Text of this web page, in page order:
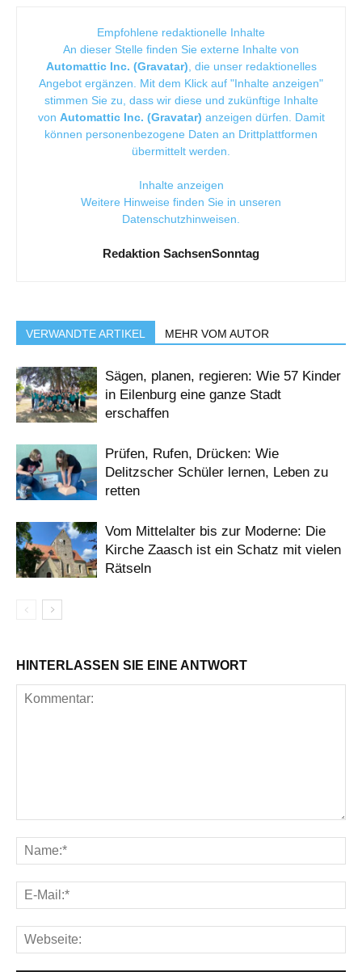
Empfohlene redaktionelle Inhalte
An dieser Stelle finden Sie externe Inhalte von
Automattic Inc. (Gravatar) , die unser redaktionelles
Angebot ergänzen. Mit dem Klick auf "Inhalte anzeigen"
stimmen Sie zu, dass wir diese und zukünftige Inhalte
von Automattic Inc. (Gravatar) anzeigen dürfen. Damit
können personenbezogene Daten an Drittplattformen
übermittelt werden.
Inhalte anzeigen
Weitere Hinweise finden Sie in unseren
Datenschutzhinweisen
Redaktion SachsenSonntag
VERWANDTE ARTIKEL MEHR VOM AUTOR
Sägen, planen, regieren: Wie 57 Kinder
in Eilenburg eine ganze Stadt
erschaffen
Prüfen, Rufen, Drücken: Wie
Delitzscher Schüler lernen, Leben zu
retten
Vom Mittelalter bis zur Moderne: Die
Kirche Zaasch ist ein Schatz mit vielen
Rätseln
HINTERLASSEN SIE EINE ANTWORT